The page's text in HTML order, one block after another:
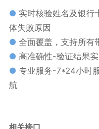
● 实时核验姓名及银行
体失败原因
● 全面覆盖，支持所有
● 高准确性-验证结果
● 专业服务-7*24小时
航
相关接口